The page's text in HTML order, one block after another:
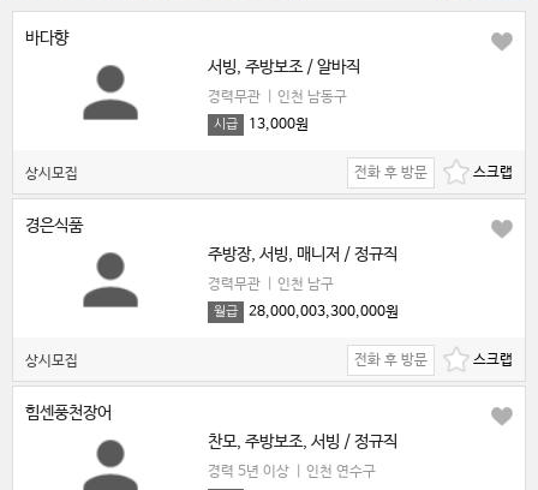
바다향
서빙, 주방보조 / 알바직
경력무관 인천 남동구
시급 13,000원
상시모집 전화 후 방문
경은식품
주방장, 서빙, 매니저 / 정규직
경력무관 인천 남구
월급 28,000,003,300,000원
상시모집 전화 후 방문
힘센풍천장어
찬모, 주방보조, 서빙 / 정규직
경력 5년 이상 인천 연수구